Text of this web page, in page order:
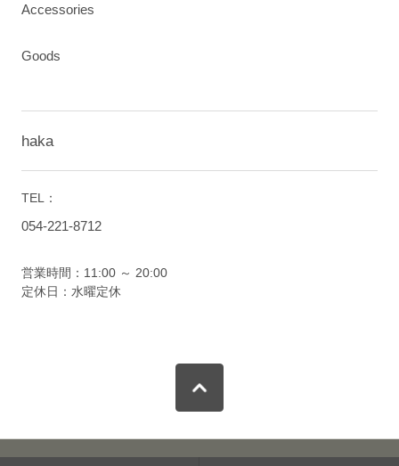
Accessories
Goods
haka
TEL：
054-221-8712
営業時間：11:00 ～ 20:00
定休日：水曜定休